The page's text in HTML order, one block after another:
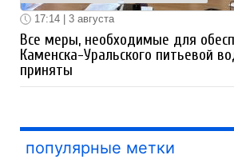
17:14 | 3 августа
Все меры, необходимые для
Каменска-Уральского питьевой
приняты
популярные метки